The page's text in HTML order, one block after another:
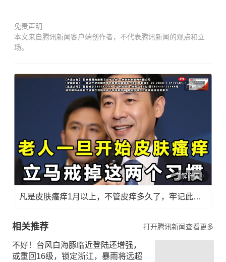
免责声明
本文来自腾讯新闻客户端创作者，不代表腾讯新闻的观点和立
场。
广告
了解详情
凡是皮肤瘙痒1月以上，不管皮痒多久了，牢记此法，快！准！狠！
相关推荐 打开腾讯新闻查看更多
不好！台风白海豚临近登陆还增强，
或重回16级，锁定浙江，暴雨将远超